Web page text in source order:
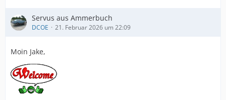
Servus aus Ammerbuch
DCOE 21. Februar 2026 um 22:09
Moin Jake,